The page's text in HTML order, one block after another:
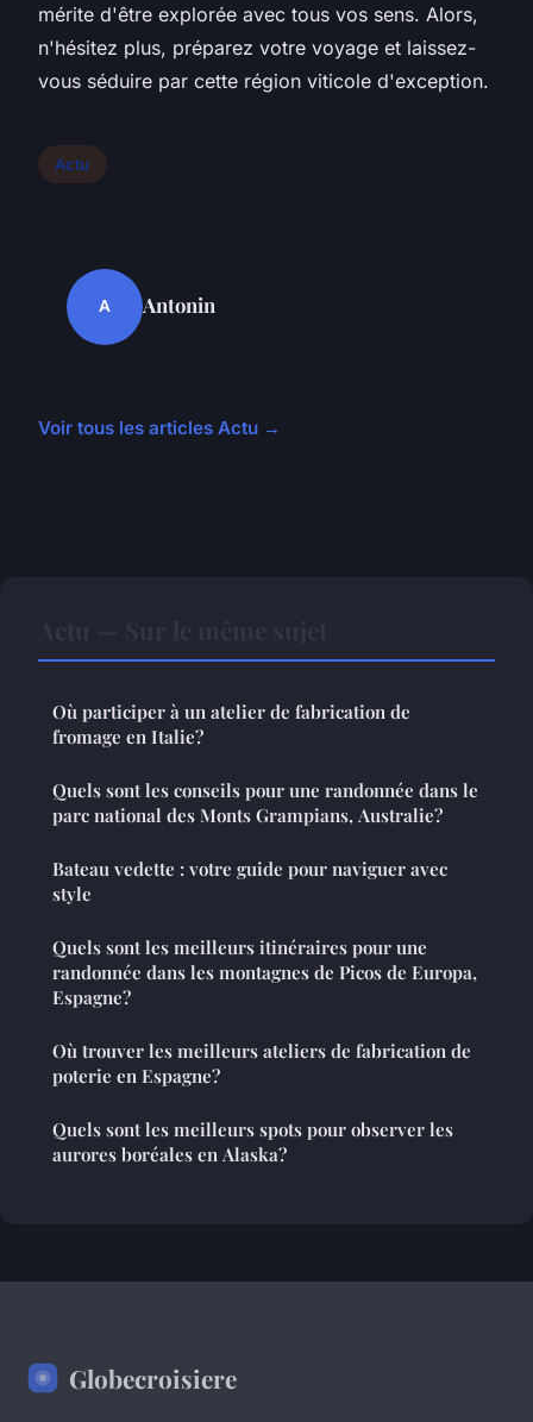
mérite d'être explorée avec tous vos sens. Alors,
n'hésitez plus, préparez votre voyage et laissez-
vous séduire par cette région viticole d'exception.
Actu
A Antonin
Voir tous les articles Actu →
Où participer à un atelier de fabrication de
fromage en Italie?
Quels sont les conseils pour une randonnée dans le
parc national des Monts Grampians, Australie?
Bateau vedette : votre guide pour naviguer avec
style
Quels sont les meilleurs itinéraires pour une
randonnée dans les montagnes de Picos de Europa,
Espagne?
Où trouver les meilleurs ateliers de fabrication de
poterie en Espagne?
Quels sont les meilleurs spots pour observer les
aurores boréales en Alaska?
Globecroisiere